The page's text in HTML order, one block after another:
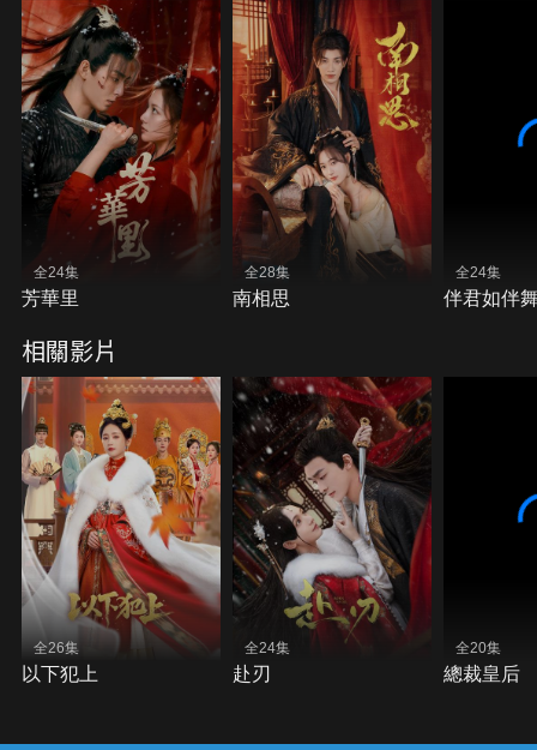
全24集
芳華里
全28集
南相思
全24集
伴君如伴
相關影片
全26集
以下犯上
全24集
赴刃
全20集
總裁皇后